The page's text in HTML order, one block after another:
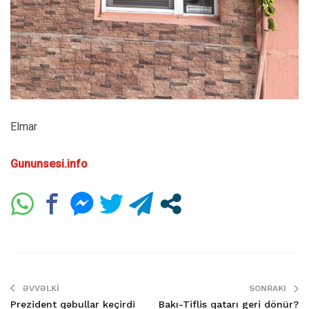
Elmar
Gununsesi.info
ƏVVƏLKI
Prezident qəbullar keçirdi
SONRAKI
Bakı-Tiflis qatarı geri dönür?